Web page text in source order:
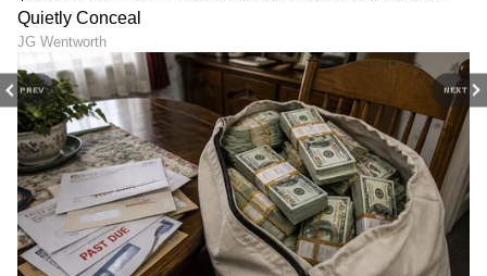
PREV NEXT
DOWNLOAD APP